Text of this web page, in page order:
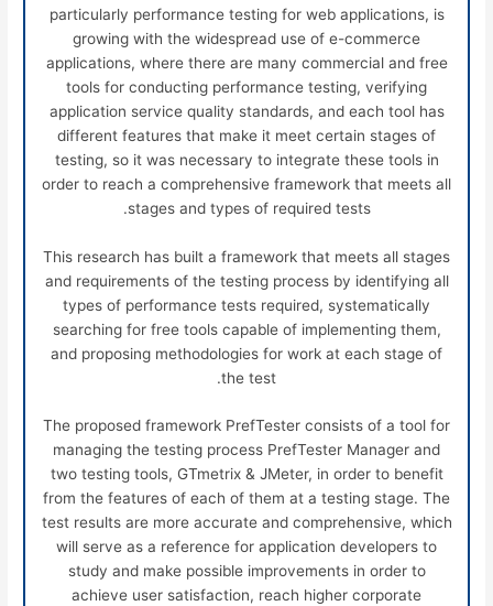
particularly performance testing for web applications, is
growing with the widespread use of e-commerce
applications, where there are many commercial and free
tools for conducting performance testing, verifying
application service quality standards, and each tool has
different features that make it meet certain stages of
testing, so it was necessary to integrate these tools in
order to reach a comprehensive framework that meets all
stages and types of required tests.
This research has built a framework that meets all stages
and requirements of the testing process by identifying all
types of performance tests required, systematically
searching for free tools capable of implementing them,
and proposing methodologies for work at each stage of
the test.
The proposed framework PrefTester consists of a tool for
managing the testing process PrefTester Manager and
two testing tools, GTmetrix & JMeter, in order to benefit
from the features of each of them at a testing stage. The
test results are more accurate and comprehensive, which
will serve as a reference for application developers to
study and make possible improvements in order to
achieve user satisfaction, reach higher corporate